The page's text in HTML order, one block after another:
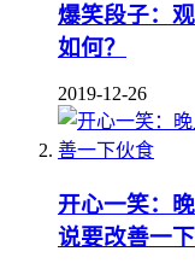
爆笑段子：
如何？
2019-12-26
开心一笑：
说要改善一